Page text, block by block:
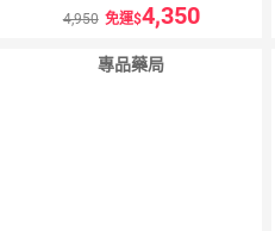
4,950 免運 4,350
專品藥局